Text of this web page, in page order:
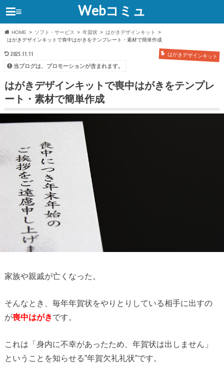
Webコミュ
≡
HOME ソフト・サービス 年賀状
はがきデザインキット
はがきデザインキットで喪中はがきをテンプレート・素材で簡単作成
2025.11.11 はがきデザインキット
当ブログは、プロモーションが含まれます。
はがきデザインキットで喪中はがきをテンプレ
ート・素材で簡単作成
家族や親戚が亡くなった。
そんなとき、毎年年賀状をやりとりしている相手に出すの
が喪中はがきです。
これは「身内に不幸があったため、年賀状は出しません」
ということを知らせる”年賀欠礼礼状”です。